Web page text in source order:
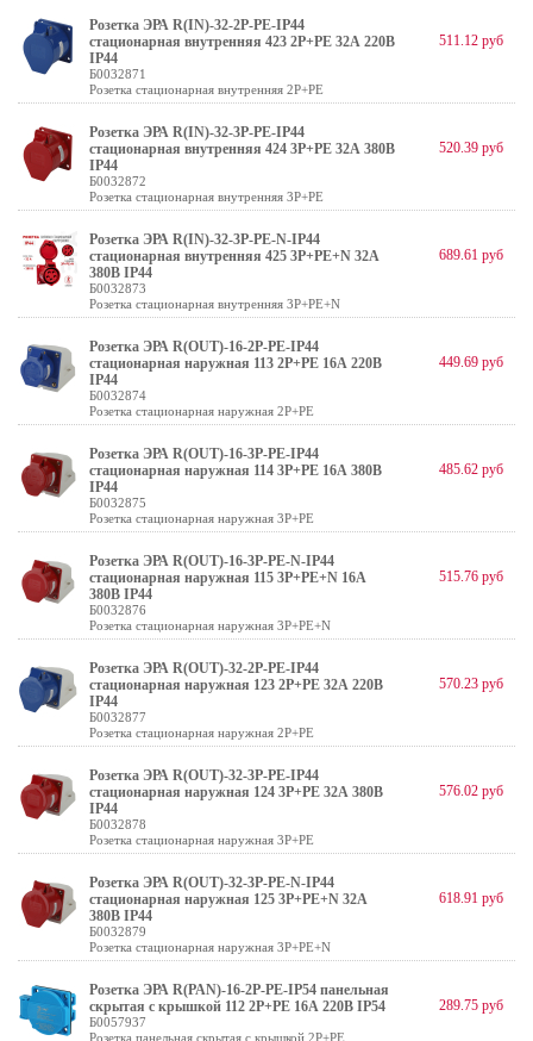
Розетка ЭРА R(IN)-32-2P-PE-IP44
стационарная внутренняя 423 2Р+РЕ 32А 220В
IP44
Б0032871
Розетка стационарная внутренняя 2Р+РЕ
511.12 руб
Розетка ЭРА R(IN)-32-3P-PE-IP44
стационарная внутренняя 424 3Р+РЕ 32А 380В
IP44
Б0032872
Розетка стационарная внутренняя 3Р+РЕ
520.39 руб
Розетка ЭРА R(IN)-32-3P-PE-N-IP44
стационарная внутренняя 425 3Р+РЕ+N 32А
380В IP44
Б0032873
Розетка стационарная внутренняя 3Р+РЕ+N
689.61 руб
Розетка ЭРА R(OUT)-16-2P-PE-IP44
стационарная наружная 113 2Р+РЕ 16А 220В
IP44
Б0032874
Розетка стационарная наружная 2Р+РЕ
449.69 руб
Розетка ЭРА R(OUT)-16-3P-PE-IP44
стационарная наружная 114 3Р+РЕ 16А 380В
IP44
Б0032875
Розетка стационарная наружная 3Р+РЕ
485.62 руб
Розетка ЭРА R(OUT)-16-3P-PE-N-IP44
стационарная наружная 115 3Р+РЕ+N 16А
380В IP44
Б0032876
Розетка стационарная наружная 3Р+РЕ+N
515.76 руб
Розетка ЭРА R(OUT)-32-2P-PE-IP44
стационарная наружная 123 2Р+РЕ 32А 220В
IP44
Б0032877
Розетка стационарная наружная 2Р+РЕ
570.23 руб
Розетка ЭРА R(OUT)-32-3P-PE-IP44
стационарная наружная 124 3Р+РЕ 32А 380В
IP44
Б0032878
Розетка стационарная наружная 3Р+РЕ
576.02 руб
Розетка ЭРА R(OUT)-32-3P-PE-N-IP44
стационарная наружная 125 3Р+РЕ+N 32А
380В IP44
Б0032879
Розетка стационарная наружная 3Р+РЕ+N
618.91 руб
Розетка ЭРА R(PAN)-16-2P-PE-IP54 панельная
скрытая с крышкой 112 2Р+PЕ 16А 220В IP54
Б0057937
Розетка панельная скрытая с крышкой 2Р+PЕ
289.75 руб